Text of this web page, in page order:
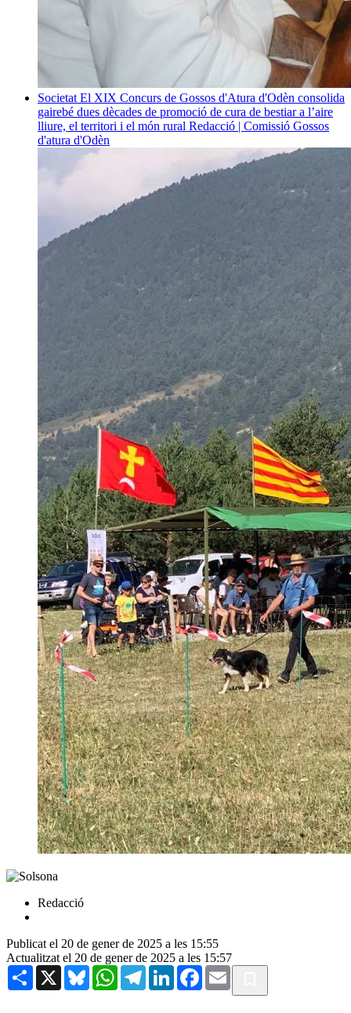
Societat El XIX Concurs de Gossos d'Atura d'Odèn consolida
gairebé dues dècades de promoció de cura de bestiar a l’aire
lliure, el territori i el món rural Redacció | Comissió Gossos
d'atura d'Odèn
Redacció
Publicat el 20 de gener de 2025 a les 15:55
Actualitzat el 20 de gener de 2025 a les 15:57
Share X BlueskyWhatsAppTelegramLinkedInFacebook
Email